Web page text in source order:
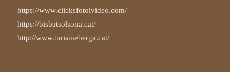
https://www.clicksfotoivideo.com/
https://bisbatsolsona.cat/
http://www.turismeberga.cat/